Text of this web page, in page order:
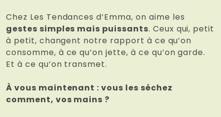
Chez Les Tendances d’Emma, on aime les
gestes simples mais puissants. Ceux qui, petit
à petit, changent notre rapport à ce qu’on
consomme, à ce qu’on jette, à ce qu’on garde.
Et à ce qu’on transmet.
À vous maintenant : vous les séchez
comment, vos mains ?